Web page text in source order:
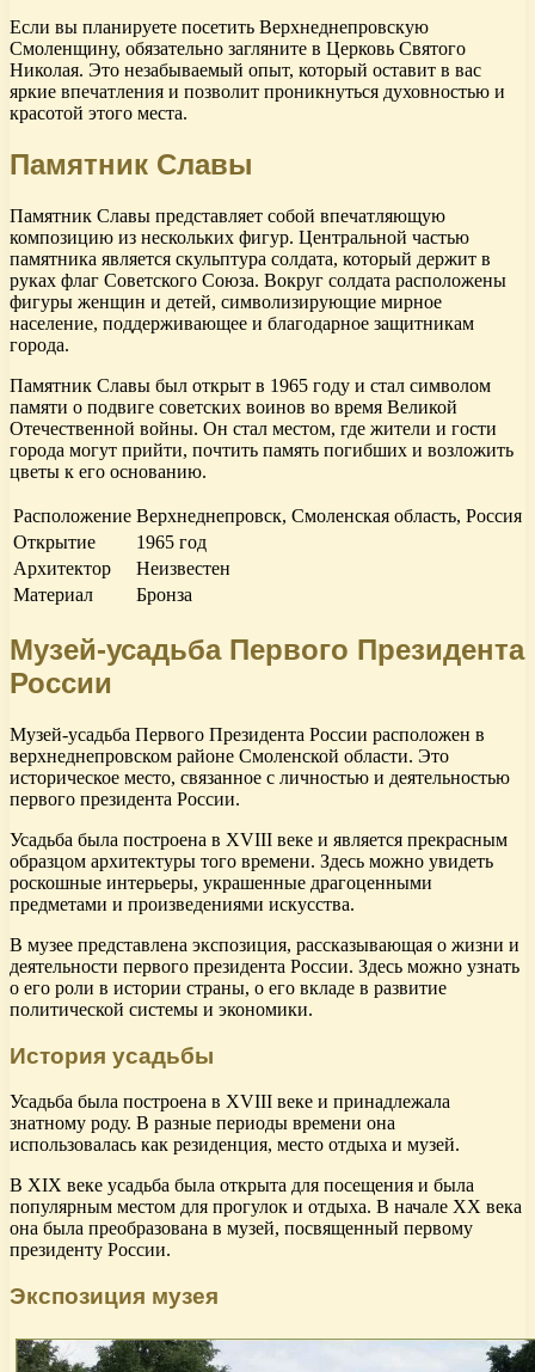
Если вы планируете посетить Верхнеднепровскую
Смоленщину, обязательно загляните в Церковь Святого
Николая. Это незабываемый опыт, который оставит в вас
яркие впечатления и позволит проникнуться духовностью и
красотой этого места.
Памятник Славы
Памятник Славы представляет собой впечатляющую
композицию из нескольких фигур. Центральной частью
памятника является скульптура солдата, который держит в
руках флаг Советского Союза. Вокруг солдата расположены
фигуры женщин и детей, символизирующие мирное
население, поддерживающее и благодарное защитникам
города.
Памятник Славы был открыт в 1965 году и стал символом
памяти о подвиге советских воинов во время Великой
Отечественной войны. Он стал местом, где жители и гости
города могут прийти, почтить память погибших и возложить
цветы к его основанию.
Расположение Верхнеднепровск, Смоленская область, Россия
Открытие
1965 год
Архитектор
Неизвестен
Материал
Бронза
Музей-усадьба Первого Президента
России
Музей-усадьба Первого Президента России расположен в
верхнеднепровском районе Смоленской области. Это
историческое место, связанное с личностью и деятельностью
первого президента России.
Усадьба была построена в XVIII веке и является прекрасным
образцом архитектуры того времени. Здесь можно увидеть
роскошные интерьеры, украшенные драгоценными
предметами и произведениями искусства.
В музее представлена экспозиция, рассказывающая о жизни и
деятельности первого президента России. Здесь можно узнать
о его роли в истории страны, о его вкладе в развитие
политической системы и экономики.
История усадьбы
Усадьба была построена в XVIII веке и принадлежала
знатному роду. В разные периоды времени она
использовалась как резиденция, место отдыха и музей.
В XIX веке усадьба была открыта для посещения и была
популярным местом для прогулок и отдыха. В начале XX века
она была преобразована в музей, посвященный первому
президенту России.
Экспозиция музея